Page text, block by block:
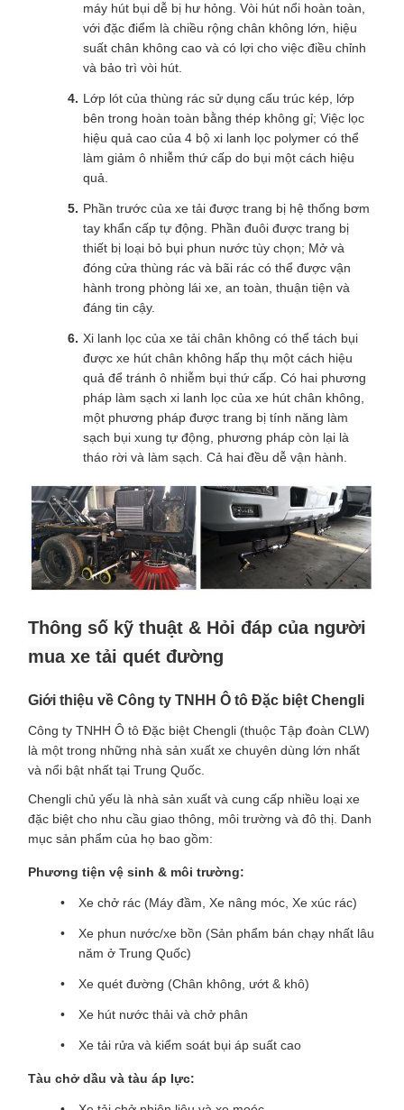
máy hút bụi dễ bị hư hỏng. Vòi hút nổi hoàn toàn,
với đặc điểm là chiều rộng chân không lớn, hiệu
suất chân không cao và có lợi cho việc điều chỉnh
và bảo trì vòi hút.
Lớp lót của thùng rác sử dụng cấu trúc kép, lớp
bên trong hoàn toàn bằng thép không gỉ; Việc lọc
hiệu quả cao của 4 bộ xi lanh lọc polymer có thể
làm giảm ô nhiễm thứ cấp do bụi một cách hiệu
quả.
Phần trước của xe tải được trang bị hệ thống bơm
tay khẩn cấp tự động. Phần đuôi được trang bị
thiết bị loại bỏ bụi phun nước tùy chọn; Mở và
đóng cửa thùng rác và bãi rác có thể được vận
hành trong phòng lái xe, an toàn, thuận tiện và
đáng tin cậy.
Xi lanh lọc của xe tải chân không có thể tách bụi
được xe hút chân không hấp thụ một cách hiệu
quả để tránh ô nhiễm bụi thứ cấp. Có hai phương
pháp làm sạch xi lanh lọc của xe hút chân không,
một phương pháp được trang bị tính năng làm
sạch bụi xung tự động, phương pháp còn lại là
tháo rời và làm sạch. Cả hai đều dễ vận hành.
Thông số kỹ thuật & Hỏi đáp của người
mua xe tải quét đường
Giới thiệu về Công ty TNHH Ô tô Đặc biệt Chengli
Công ty TNHH Ô tô Đặc biệt Chengli (thuộc Tập đoàn CLW)
là một trong những nhà sản xuất xe chuyên dùng lớn nhất
và nổi bật nhất tại Trung Quốc.
Chengli chủ yếu là nhà sản xuất và cung cấp nhiều loại xe
đặc biệt cho nhu cầu giao thông, môi trường và đô thị. Danh
mục sản phẩm của họ bao gồm:
Phương tiện vệ sinh & môi trường:
Xe chở rác (Máy đầm, Xe nâng móc, Xe xúc rác)
Xe phun nước/xe bồn (Sản phẩm bán chạy nhất lâu
năm ở Trung Quốc)
Xe quét đường (Chân không, ướt & khô)
Xe hút nước thải và chở phân
Xe tải rửa và kiểm soát bụi áp suất cao
Tàu chở dầu và tàu áp lực: